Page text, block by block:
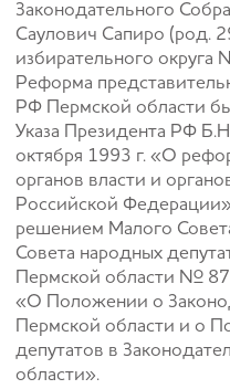
Законодательного
Саулович Сапиро (род.
избирательного округа
Реформа
РФ Пермской области
Указа Президента РФ
октября 1993 г. «О
органов власти и
Российской
решением Малого
Совета народных
Пермской области №
«О Положении о
Пермской области и о
депутатов в
области».